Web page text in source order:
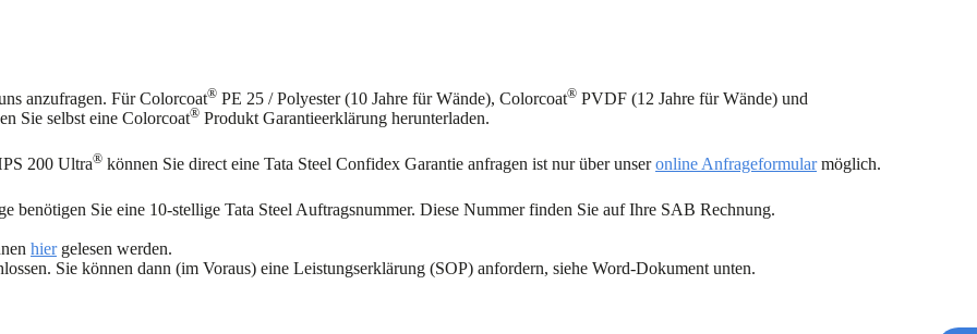
anzufragen. Für Colorcoat® PE 25 / Polyester (10 Jahre für Wände), Colorcoat® PVDF (12 Jahre für Wände) und
Sie selbst eine Colorcoat® Produkt Garantieerklärung herunterladen.
200 Ultra® können Sie direct eine Tata Steel Confidex Garantie anfragen ist nur über unseronline Anfrageformularmöglich.
benötigen Sie eine 10-stellige Tata Steel Auftragsnummer. Diese Nummer finden Sie auf Ihre SAB Rechnung.
hiergelesen werden.
Sie können dann (im Voraus) eine Leistungserklärung (SOP) anfordern, siehe Word-Dokument unten.